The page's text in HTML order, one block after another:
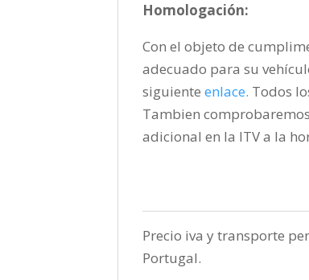
Homologación:
Con el objeto de
adecuado para su
siguienteenlace. Todos
Tambien
adicional en la ITV a la
Precio iva y transporte
Portugal.